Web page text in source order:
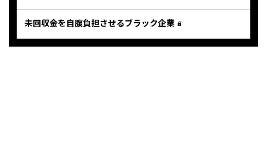
未回収金を自腹負担させるブラック企業